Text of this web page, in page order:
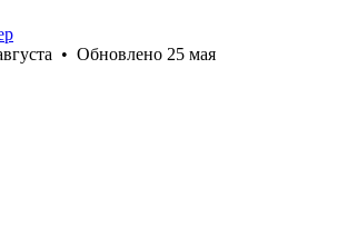
• Обновлено 25 мая